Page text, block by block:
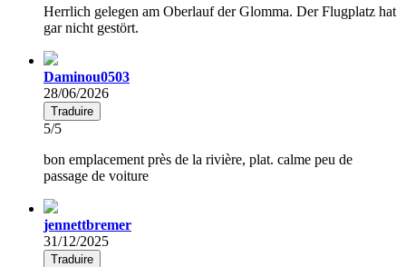
Herrlich gelegen am Oberlauf der Glomma. Der Flugplatz hat
gar nicht gestört.
Daminou0503
28/06/2026
Traduire
5/5
bon emplacement près de la rivière, plat. calme peu de
passage de voiture
jennettbremer
31/12/2025
Traduire